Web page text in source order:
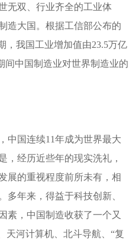
无双、行业齐全的工业体
造大国。根据工信部公布的
，我国工业增加值由23.5万亿
间中国制造业对世界制造业的
国连续11年成为世界最大
，经历近些年的现实洗礼，
展的重视程度前所未有，相
多年来，得益于科技创新、
素，中国制造收获了一个又
天河计算机、北斗导航、“复